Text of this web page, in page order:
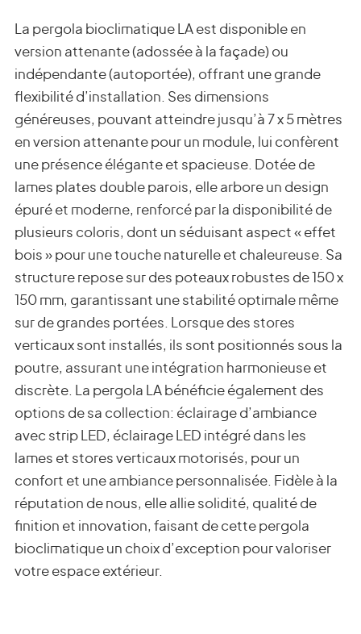
La pergola bioclimatique LA est disponible en
version attenante (adossée à la façade) ou
indépendante (autoportée), offrant une grande
flexibilité d’installation. Ses dimensions
généreuses, pouvant atteindre jusqu’à 7 x 5 mètres
en version attenante pour un module, lui confèrent
une présence élégante et spacieuse. Dotée de
lames plates double parois, elle arbore un design
épuré et moderne, renforcé par la disponibilité de
plusieurs coloris, dont un séduisant aspect « effet
bois » pour une touche naturelle et chaleureuse. Sa
structure repose sur des poteaux robustes de 150 x
150 mm, garantissant une stabilité optimale même
sur de grandes portées. Lorsque des stores
verticaux sont installés, ils sont positionnés sous la
poutre, assurant une intégration harmonieuse et
discrète. La pergola LA bénéficie également des
options de sa collection: éclairage d’ambiance
avec strip LED, éclairage LED intégré dans les
lames et stores verticaux motorisés, pour un
confort et une ambiance personnalisée. Fidèle à la
réputation de nous, elle allie solidité, qualité de
finition et innovation, faisant de cette pergola
bioclimatique un choix d’exception pour valoriser
votre espace extérieur.